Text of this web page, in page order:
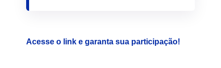
Acesse o link e garanta sua participação!